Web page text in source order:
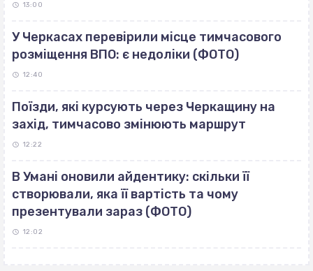
13:00
У Черкасах перевірили місце тимчасового
розміщення ВПО: є недоліки (ФОТО)
12:40
Поїзди, які курсують через Черкащину на
захід, тимчасово змінюють маршрут
12:22
В Умані оновили айдентику: скільки її
створювали, яка її вартість та чому
презентували зараз (ФОТО)
12:02